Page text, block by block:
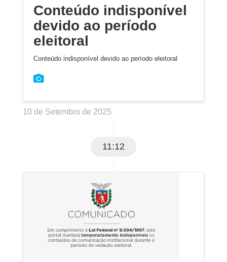
Conteúdo indisponível
devido ao período
eleitoral
Conteúdo indisponível devido ao período eleitoral
10 de Setembro de 2025
11:12